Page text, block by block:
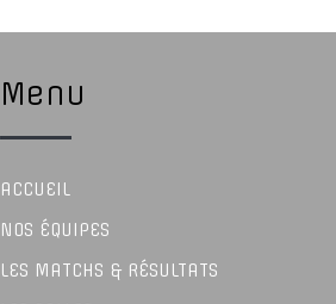
Menu
ACCUEIL
NOS ÉQUIPES
LES MATCHS & RÉSULTATS